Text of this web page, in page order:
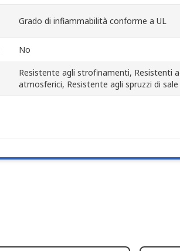
Grado di infiammabilità conforme a UL
No
Resistente agli strofinamenti, Resistenti
atmosferici, Resistente agli spruzzi di sale